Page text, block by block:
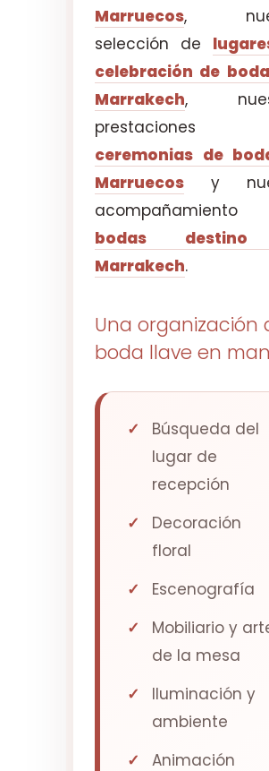
Marruecos,
selección de
celebración de
Marrakech,
prestaciones
ceremonias de
Marruecos y
acompañamiento
bodas
Marrakech.
Una organización
boda llave en
Búsqueda del
lugar de
recepción
Decoración
floral
Escenografía
Mobiliario y
de la mesa
Iluminación y
ambiente
Animación